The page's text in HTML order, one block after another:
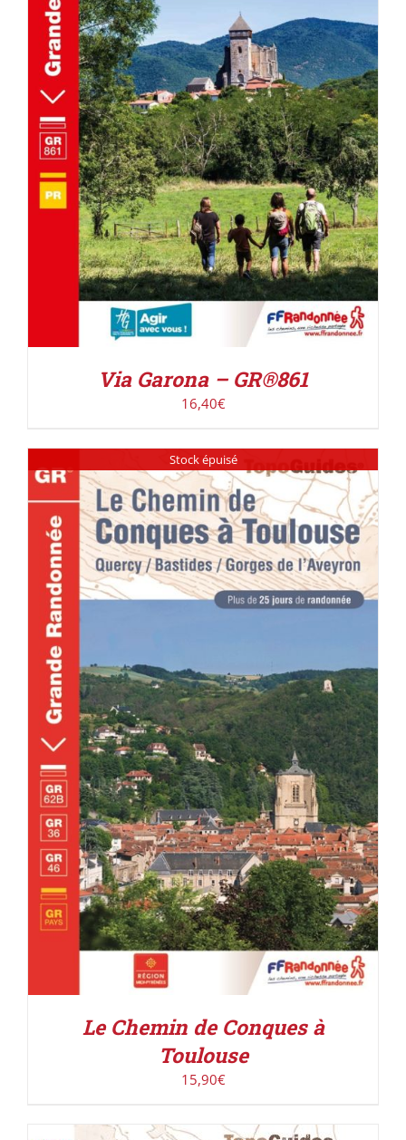
AJOUTER AU PANIER / DÉTAILS
Via Garona – GR®861
16,40€
Stock épuisé
DÉTAILS
Le Chemin de Conques à
Toulouse
15,90€